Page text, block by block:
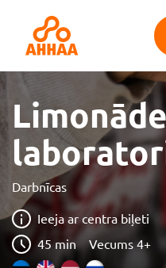
Darbnīcas
Ieeja ar centra biļeti
45 min
Vecums 4+